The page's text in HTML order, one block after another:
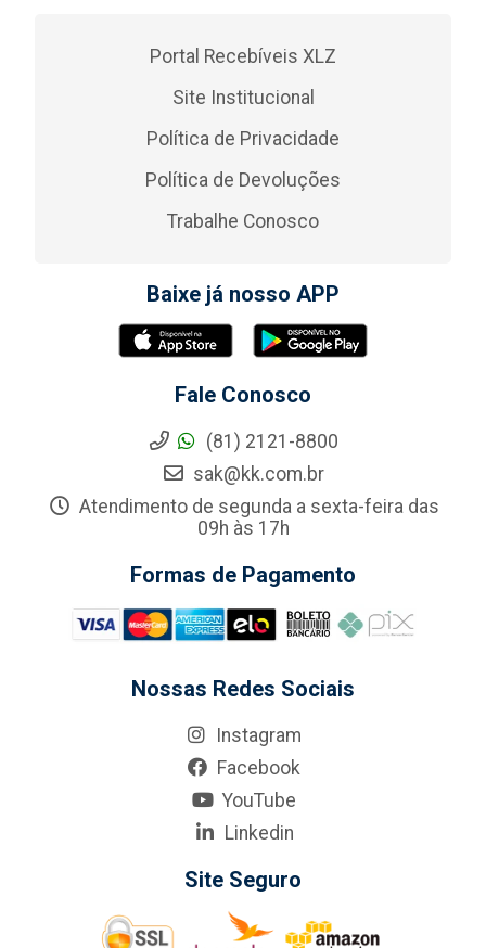
Portal Recebíveis XLZ
Site Institucional
Política de Privacidade
Política de Devoluções
Trabalhe Conosco
Baixe já nosso APP
Fale Conosco
(81) 2121-8800
sak@kk.com.br
Atendimento de segunda a sexta-feira das
09h às 17h
Formas de Pagamento
Nossas Redes Sociais
Instagram
Facebook
YouTube
Linkedin
Site Seguro